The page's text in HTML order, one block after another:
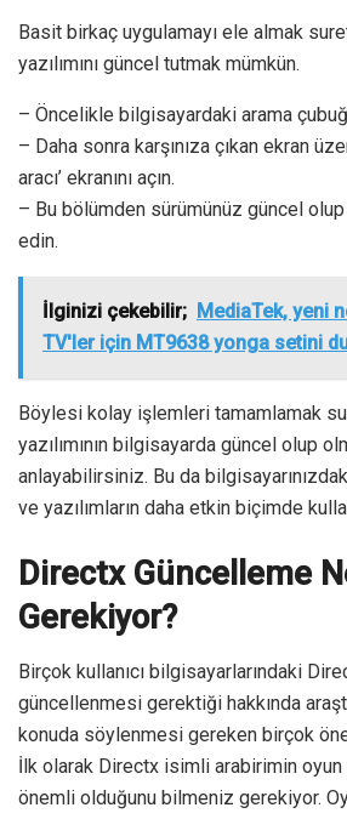
Basit birkaç uygulamayı ele almak
yazılımını güncel tutmak mümkün.
– Öncelikle bilgisayardaki arama
– Daha sonra karşınıza çıkan ekran
aracı’ ekranını açın.
– Bu bölümden sürümünüz güncel olup
edin.
İlginizi çekebilir; MediaTek, yeni
TV'ler için MT9638 yonga setini
Böylesi kolay işlemleri tamamlamak
yazılımının bilgisayarda güncel olup
anlayabilirsiniz. Bu da
ve yazılımların daha etkin biçimde
Directx Güncelleme
Gerekiyor?
Birçok kullanıcı bilgisayarlarındaki
güncellenmesi gerektiği hakkında
konuda söylenmesi gereken birçok
İlk olarak Directx isimli arabirimin
önemli olduğunu bilmeniz gerekiyor.